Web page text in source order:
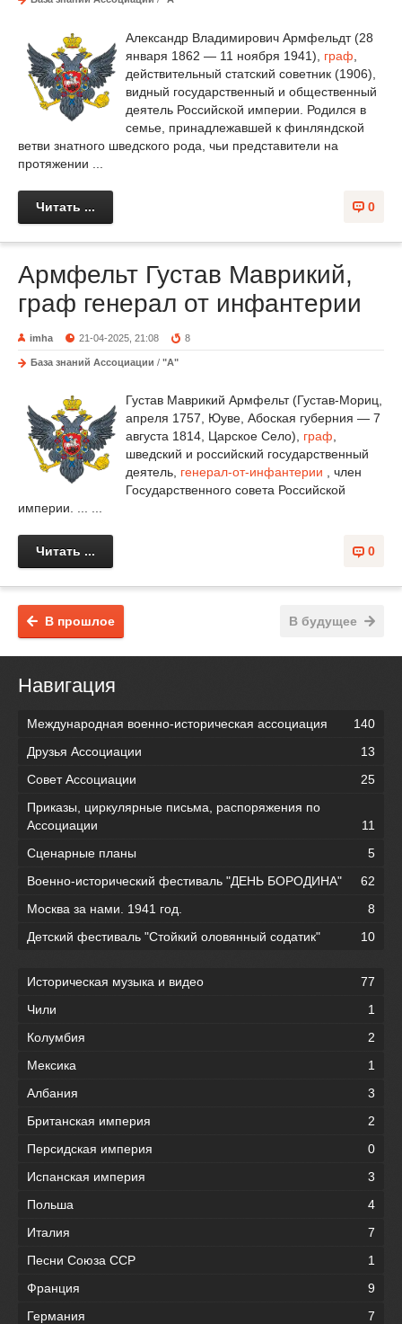
Александр Владимирович Армфельдт (28
января 1862 — 11 ноября 1941), граф
действительный статский советник (1906),
видный государственный и общественный
деятель Российской империи. Родился в
семье, принадлежавшей к финляндской
ветви знатного шведского рода, чьи представители на
протяжении ...
0
Читать ...
Армфельт Густав Маврикий,
граф генерал от инфантерии
imha 21-04-2025, 21:08 8
База знаний Ассоциации / "А"
Густав Маврикий Армфельт (Густав-Мориц,
апреля 1757, Юуве, Абоская губерния — 7
августа 1814, Царское Село), граф,
шведский и российский государственный
деятель, генерал-от-инфантерии , член
Государственного совета Российской
империи. ... ...
0
Читать ...
В будущее
В прошлое
Навигация
Международная военно-историческая ассоциация
140
Друзья Ассоциации
13
Совет Ассоциации
25
Приказы, циркулярные письма, распоряжения по
Ассоциации
11
Сценарные планы
5
Военно-исторический фестиваль "ДЕНЬ БОРОДИНА"
62
Москва за нами. 1941 год.
8
Детский фестиваль "Стойкий оловянный содатик"
10
Историческая музыка и видео
77
Чили
1
Колумбия
2
Мексика
1
Албания
3
Британская империя
2
Персидская империя
0
Испанская империя
3
Польша
4
Италия
7
Песни Союза ССР
1
Франция
9
Германия
7